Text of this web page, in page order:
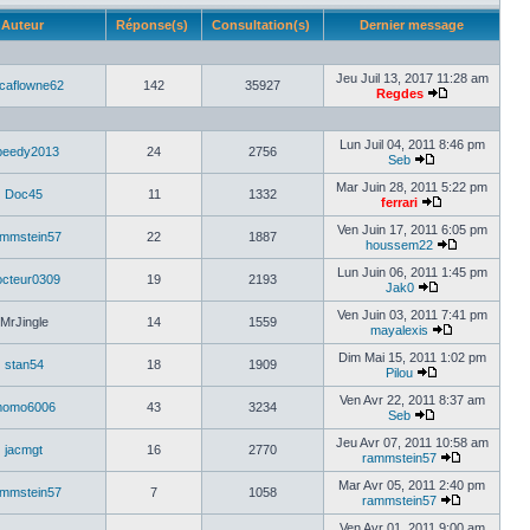
Auteur Réponse(s) Consultation(s) Dernier message
142 35927
Jeu Juil 13, 2017 11:28 am
Regdes
24 2756
Lun Juil 04, 2011 8:46 pm
Seb
Doc45 11 1332
Mar Juin 28, 2011 5:22 pm
ferrari
22 1887
Ven Juin 17, 2011 6:05 pm
houssem22
19 2193
Lun Juin 06, 2011 1:45 pm
Jak0
MrJingle 14 1559
Ven Juin 03, 2011 7:41 pm
mayalexis
stan54 18 1909
Dim Mai 15, 2011 1:02 pm
Pilou
43 3234
Ven Avr 22, 2011 8:37 am
Seb
jacmgt 16 2770
Jeu Avr 07, 2011 10:58 am
rammstein57
7 1058
Mar Avr 05, 2011 2:40 pm
rammstein57